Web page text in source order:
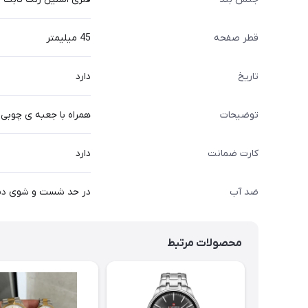
قطر صفحه 45 میلیمتر
تاریخ دارد
توضیحات همراه با جعبه ی چوبی
کارت ضمانت دارد
ضد آب در حد شست و شوی
محصولات مرتبط